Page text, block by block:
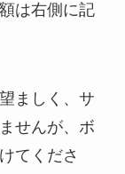
は右側に記
ましく、サ
せんが、ボ
てくださ